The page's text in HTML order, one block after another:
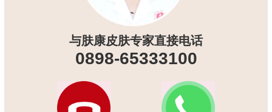
与肤康皮肤专家直接电话
0898-65333100